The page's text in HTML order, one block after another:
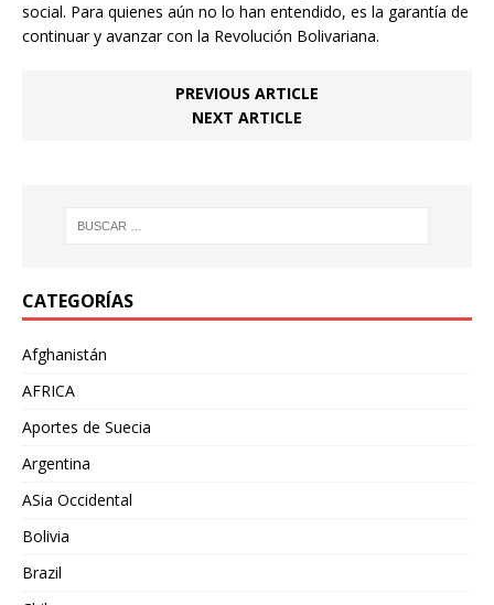
social. Para quienes aún no lo han entendido, es la garantía de
continuar y avanzar con la Revolución Bolivariana.
PREVIOUS ARTICLE
NEXT ARTICLE
CATEGORÍAS
Afghanistán
AFRICA
Aportes de Suecia
Argentina
ASia Occidental
Bolivia
Brazil